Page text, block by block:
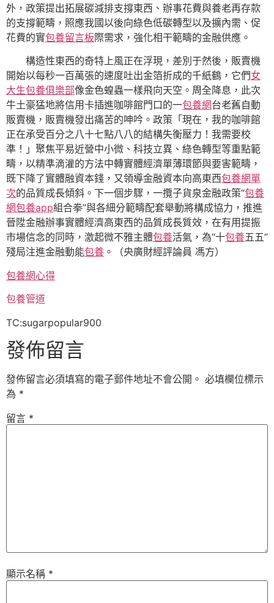
外，政策提出拓展碳減排支撐東西、辦事花費與養老再存款
的支撐範疇，照應我國以後向綠色低碳轉型以及擴內需、促
花費的實包養留言板際需求，強化相干範疇的金融供應。
構造性東西的奇特上風正在浮現，差別于然後，販賣機
開始以每秒一百萬張的速度吐出金箔折成的千紙鶴，它們女
大生包養俱樂部像金色蝗蟲一樣飛向天空。周全降息，此次
牛土豪猛地將信用卡插進咖啡館門口的一包養網台老舊自動
販賣機，販賣機發出痛苦的呻吟。政策「現在，我的咖啡館
正在承受百分之八十七點八八的結構失衡壓力！我需要校
準！」聚焦平易近營中小微、科技立異、綠色轉型等重點範
疇，以精準滴灌的方法中轉實體經濟單薄環節與要害範疇，
既下降了實體融資本錢，又領導金融資本向高東西包養網單
次的品質成長傾斜。下一個步驟，一攬子貨泉金融政策“包養
網包養app組合拳”與各細分範疇配套舉動將構成協力，推進
晉陞金融辦事實體經濟高東西的品質成長質效，在有用提振
市場信念的同時，激起微不雅主體包養活氣，為“十包養五五”
殘局注進金融動能包養 。（央廣財經評論員 馮方）
包養網心得
包養管道
TC:sugarpopular900
發佈留言
發佈留言必須填寫的電子郵件地址不會公開。 必填欄位標示
為 *
留言 *
顯示名稱 *